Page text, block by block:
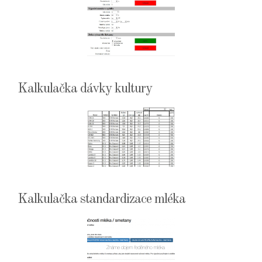
Kalkulačka dávky kultury
Kalkulačka standardizace mléka